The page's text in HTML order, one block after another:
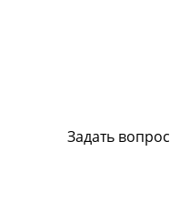
Задать вопрос